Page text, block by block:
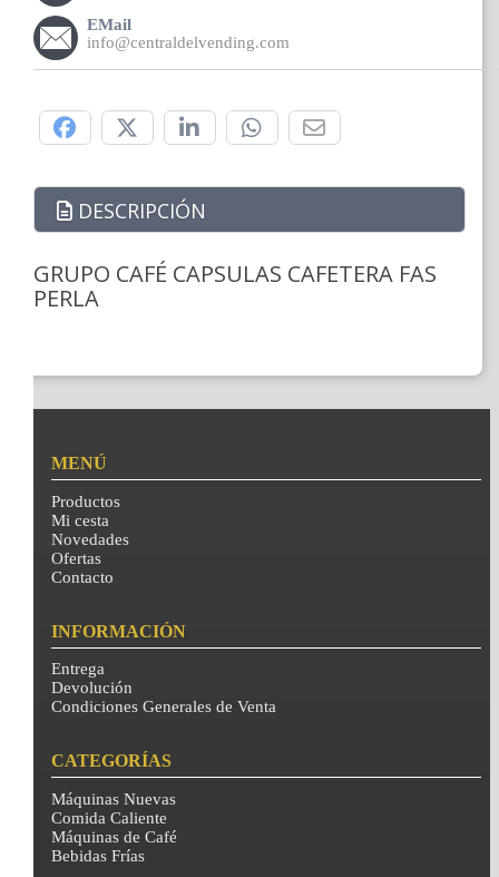
EMail
info@centraldelvending.com
DESCRIPCIÓN
GRUPO CAFÉ CAPSULAS CAFETERA FAS
PERLA
MENÚ
Productos
Mi cesta
Novedades
Ofertas
Contacto
INFORMACIÓN
Entrega
Devolución
Condiciones Generales de Venta
CATEGORÍAS
Máquinas Nuevas
Comida Caliente
Máquinas de Café
Bebidas Frías